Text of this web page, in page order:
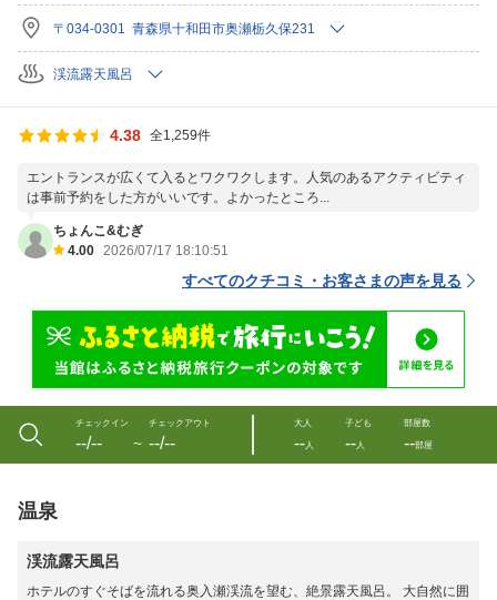
〒034-0301 青森県十和田市奥瀬栃久保231
渓流露天風呂
4.38 全1,259件
エントランスが広くて入るとワクワクします。人気のあるアクティビティ
は事前予約をした方がいいです。よかったところ...
ちょんこ&むぎ
4.00 2026/07/17 18:10:51
すべてのクチコミ・お客さまの声を見る
チェックイン
--/-- 〜
チェックアウト
--/--
大人
--人
子ども
--人
部屋数
--部屋
温泉
渓流露天風呂
ホテルのすぐそばを流れる奥入瀬渓流を望む、絶景露天風呂。 大自然に囲